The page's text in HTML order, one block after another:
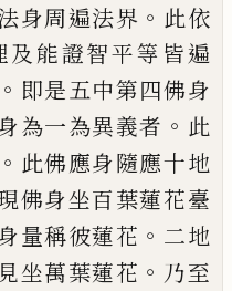
身周遍法界 。 此依
及能證智平等皆遍
。 即是五中第四佛身
為一為異義者 。 此
。 此佛應身隨應十地
佛身坐百葉蓮花臺
量稱彼蓮花 。 二地
坐萬葉蓮花 。 乃至